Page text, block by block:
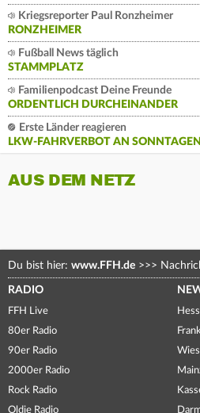
Kriegsreporter Paul Ronzheimer
RONZHEIMER
Fußball News täglich
STAMMPLATZ
Familienpodcast Deine Freunde
ORDENTLICH DURCHEINANDER
Erste Länder reagieren
LKW-FAHRVERBOT AN SONNTAGEN
AUS DEM NETZ
Du bist hier: www.FFH.de >>>
RADIO
FFH Live
80er Radio
90er Radio
2000er Radio
Rock Radio
Oldie Radio